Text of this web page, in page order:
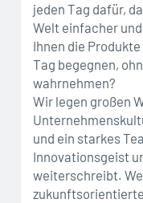
jeden Tag dafür,
Welt einfacher
Ihnen die
Tag begegnen,
wahrnehmen?
Wir legen großen
und ein starkes
Innovationsgeist
weiterschreibt.